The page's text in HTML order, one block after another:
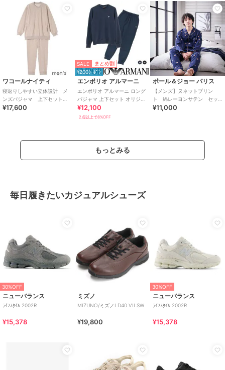
ワコールナイティ
寝返りしやすい立体設計 メ
ンズパジャマ 上下セット
（ＹＧＸ５９９）
¥17,600
SALE まとめ割
¥200ｸｰﾎﾟﾝ
エンポリオ アルマーニ
エンポリオ アルマーニ ロング
パジャマ 上下セット オリジナ
ル巾着バッグ EUサイズ メンズ
¥12,100
2点以上で8%OFF
ポール＆ジョー パリス
【メンズ】ヌネットプリン
ト 綿レーヨンサテン セッ
トアップ
¥11,000
もっとみる
毎日履きたいカジュアルシューズ
30%OFF
ニューバランス
ﾗｲﾌｽﾀｲﾙ 2002R
¥15,378
ミズノ
MIZUNO/ミズノLD40 VII SW
¥19,800
30%OFF
ニューバランス
ﾗｲﾌｽﾀｲﾙ 2002R
¥15,378